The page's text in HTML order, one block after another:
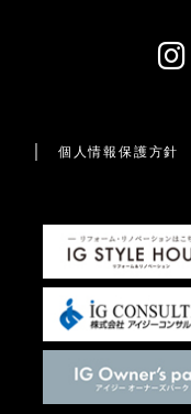
個人情報保護方針